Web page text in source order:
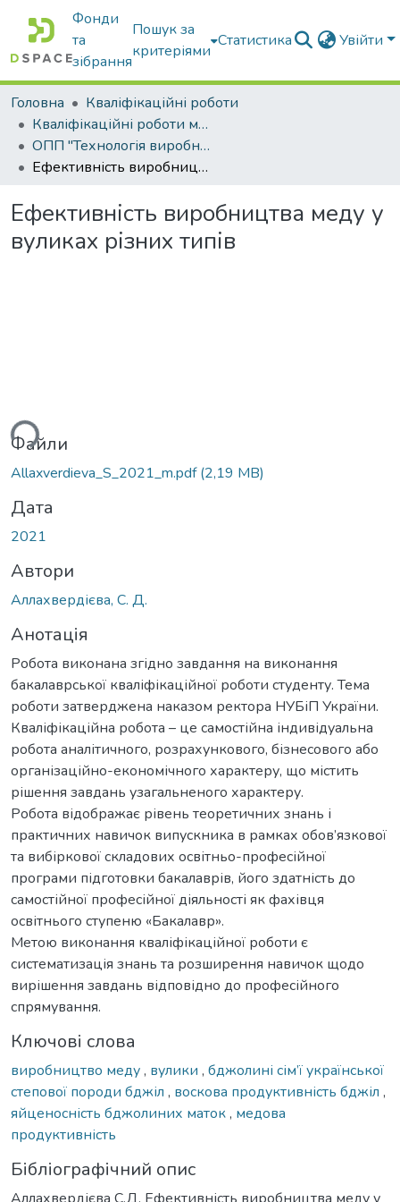
Фонди
та
зібрання
Пошук за
критеріями
Статистика Увійти
Головна
Кваліфікаційні роботи
Кваліфікаційні роботи магістрів
ОПП "Технологія виробництва і переробки продукції тваринництва"
Ефективність виробництва меду у вуликах різних типів
Ефективність виробництва меду у
вуликах різних типів
Файли
Allaxverdieva_S_2021_m.pdf(2,19 MB)
Дата
2021
Автори
Аллахвердієва, С. Д.
Анотація
Робота виконана згідно завдання на виконання
бакалаврської кваліфікаційної роботи студенту. Тема
роботи затверджена наказом ректора НУБіП України.
Кваліфікаційна робота – це самостійна індивідуальна
робота аналітичного, розрахункового, бізнесового або
організаційно-економічного характеру, що містить
рішення завдань узагальненого характеру.
Робота відображає рівень теоретичних знань і
практичних навичок випускника в рамках обов’язкової
та вибіркової складових освітньо-професійної
програми підготовки бакалаврів, його здатність до
самостійної професійної діяльності як фахівця
освітнього ступеню «Бакалавр».
Метою виконання кваліфікаційної роботи є
систематизація знань та розширення навичок щодо
вирішення завдань відповідно до професійного
спрямування.
Ключові слова
виробництво меду, вулики , бджолині сім’ї української
степової породи бджіл , воскова продуктивність бджіл ,
яйценосність бджолиних маток, медова
продуктивність
Бібліографічний опис